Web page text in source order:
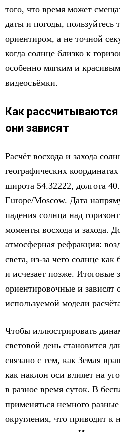
того, что время может
даты и погоды, пользуйтесь
ориентиром, а не точной
когда солнце близко к
особенно мягким и
видеосъёмки.
Как
они зависят
Расчёт восхода и захода
географических
широта 54.32222, долгота
Europe/Moscow. Дата
падения солнца над
моменты восхода и захода.
атмосферная рефракция:
света, из-за чего солнце как
и исчезает позже. Итоговые
ориентировочные и зависят
используемой модели
Чтобы иллюстрировать
световой день становится
связано с тем, как Земля
как наклон оси влияет на
в разное время суток. В
применяться немного
округления, что приводит